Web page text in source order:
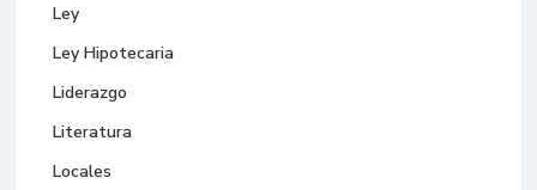
Ley
Ley Hipotecaria
Liderazgo
Literatura
Locales